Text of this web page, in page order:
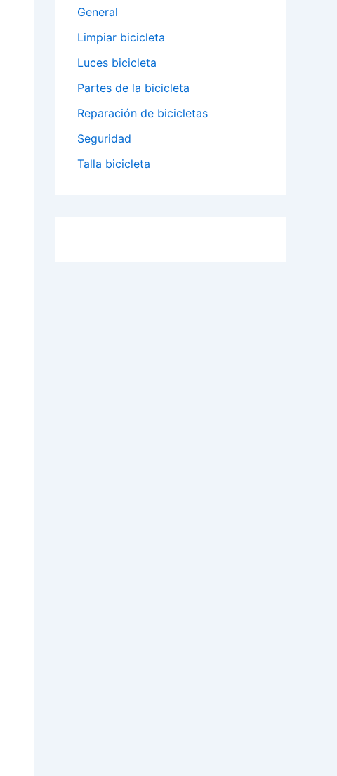
General
Limpiar bicicleta
Luces bicicleta
Partes de la bicicleta
Reparación de bicicletas
Seguridad
Talla bicicleta